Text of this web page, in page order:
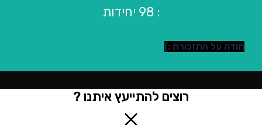
: 98 יחידות
תודה על התזכורת :)
רוצים להתייעץ איתנו ?